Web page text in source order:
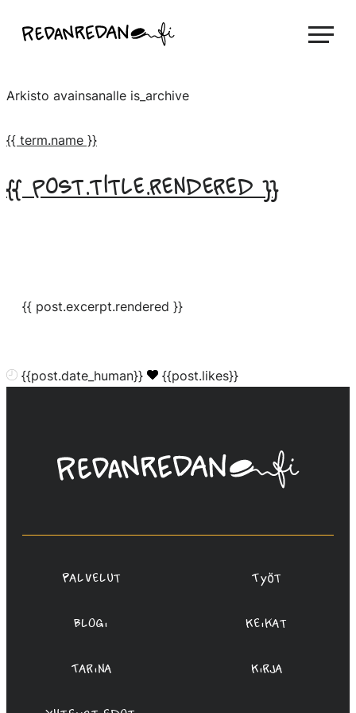
suoraan
Linda Saukko-Rauta, Redanredan Oy
piirrosvideoita
Arkisto avainsanalle is_archive
{{ term.name }}
{{ post.title.rendered }}
{{ post.excerpt.rendered }}
{{post.date_human}} {{post.likes}}
Linda
Saukko-
Oy
Palvelut Työt
Blogi Keikat
Tarina Kirja